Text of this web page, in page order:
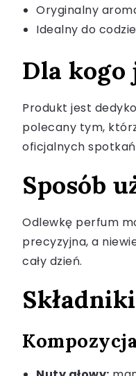
Oryginalny
Idealny do
Dla
Produkt jest
polecany tym,
oficjalnych
Sposób
Odlewkę perfum
precyzyjna, a
cały dzień.